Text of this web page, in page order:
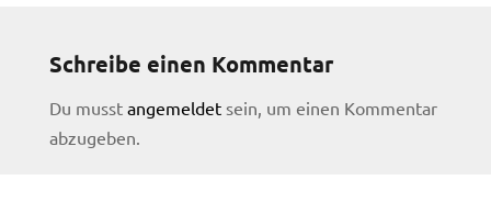
Schreibe einen Kommentar
Du musst angemeldet sein, um einen Kommentar
abzugeben.